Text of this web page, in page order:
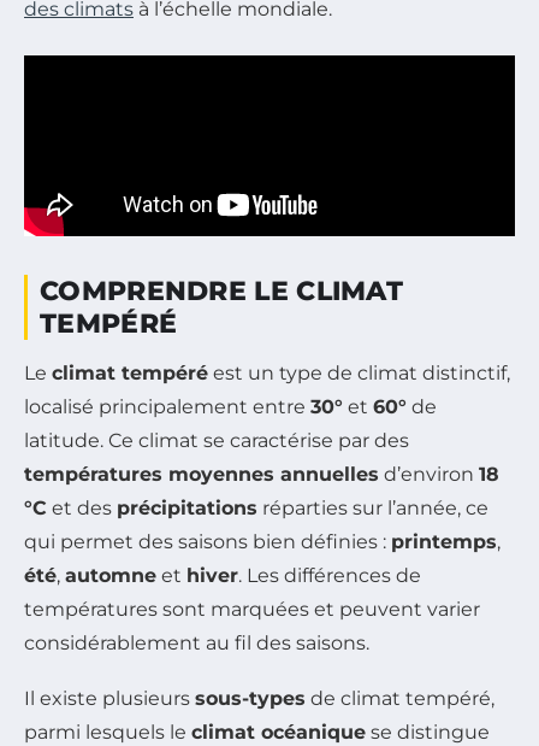
des climats à l’échelle mondiale.
COMPRENDRE LE CLIMAT
TEMPÉRÉ
Le climat tempéré est un type de climat distinctif,
localisé principalement entre 30° et 60° de
latitude. Ce climat se caractérise par des
températures moyennes annuelles d’environ 18
°C et des précipitations réparties sur l’année, ce
qui permet des saisons bien définies : printemps,
été, automne et hiver. Les différences de
températures sont marquées et peuvent varier
considérablement au fil des saisons.
Il existe plusieurs sous-types de climat tempéré,
parmi lesquels le climat océanique se distingue